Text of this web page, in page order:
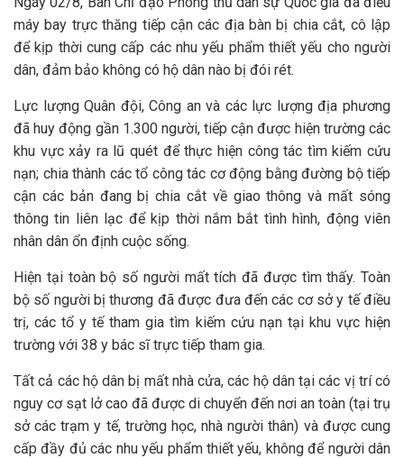
máy bay trực thăng tiếp cận các địa bàn bị chia cắt, cô lập
để kịp thời cung cấp các nhu yếu phẩm thiết yếu cho người
dân, đảm bảo không có hộ dân nào bị đói rét.
Lực lượng Quân đội, Công an và các lực lượng địa phương
đã huy động gần 1.300 người, tiếp cận được hiện trường các
khu vực xảy ra lũ quét để thực hiện công tác tìm kiếm cứu
nạn; chia thành các tổ công tác cơ động bằng đường bộ tiếp
cận các bản đang bị chia cắt về giao thông và mất sóng
thông tin liên lạc để kịp thời nắm bắt tình hình, động viên
nhân dân ổn định cuộc sống.
Hiện tại toàn bộ số người mất tích đã được tìm thấy. Toàn
bộ số người bị thương đã được đưa đến các cơ sở y tế điều
trị, các tổ y tế tham gia tìm kiếm cứu nạn tại khu vực hiện
trường với 38 y bác sĩ trực tiếp tham gia.
Tất cả các hộ dân bị mất nhà cửa, các hộ dân tại các vị trí có
nguy cơ sạt lở cao đã được di chuyển đến nơi an toàn (tại trụ
sở các trạm y tế, trường học, nhà người thân) và được cung
cấp đầy đủ các nhu yếu phẩm thiết yếu, không để người dân